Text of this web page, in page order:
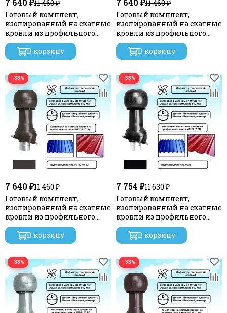
7 640 ₽11 460 ₽
Готовый комплект,
изолированный на скатные
кровли из профильного
листа МП-21 (С21) d 125/160
мм, цвет серебристый RAL
9022, серия Static
В корзину
7 640 ₽11 460 ₽
Готовый комплект,
изолированный на скатные
кровли из профильного
листа МП-21 (С21) d 125/160
мм, цвет коричневый RAL
8017, серия Static
В корзину
−33%
7 640 ₽11 460 ₽
Готовый комплект,
изолированный на скатные
кровли из профильного
листа МП-21 (С21) d 125/160
мм, цвет темно-
коричневый RAL 8019, RR 32,
В корзину
−33%
7 754 ₽11 630 ₽
Готовый комплект,
изолированный на скатные
кровли из профильного
листа МП-21 (С21) d 150/160
мм, цвет черный RAL 9005,
серия Static
В корзину
−33% −33%